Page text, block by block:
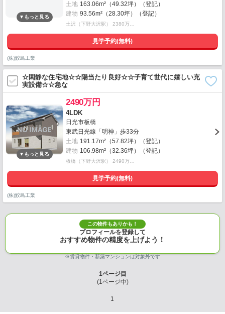
土地 163.06m²（49.32坪）（登記）
建物 93.56m²（28.30坪）（登記）
土沢（下野大沢駅） 2380万…
見学予約(無料)
(株)鮫島工業
☆閑静な住宅地☆☆陽当たり良好☆☆子育て世代に嬉しい充
実設備☆☆急な
2490万円
4LDK
日光市板橋
東武日光線「明神」歩33分
土地 191.17m²（57.82坪）（登記）
建物 106.98m²（32.36坪）（登記）
板橋（下野大沢駅） 2490万…
見学予約(無料)
(株)鮫島工業
この物件もありかも！
プロフィールを登録して
おすすめ物件の精度を上げよう！
※賃貸物件・新築マンションは対象外です
1ページ目
(1ページ中)
1